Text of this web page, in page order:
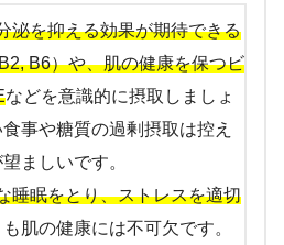
泌を抑える効果が期待できる
B6）や、肌の健康を保つビ
などを意識的に摂取しましょ
事や糖質の過剰摂取は控え
ましいです。
睡眠をとり、ストレスを適切
肌の健康には不可欠です。